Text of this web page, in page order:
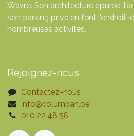
Wavre. Son architecture épurée,
son parking privé en font l’endroit
nombreuses activités.
Rejoignez-nous
Contactez-nous
info@columban.be
010 22 48 58